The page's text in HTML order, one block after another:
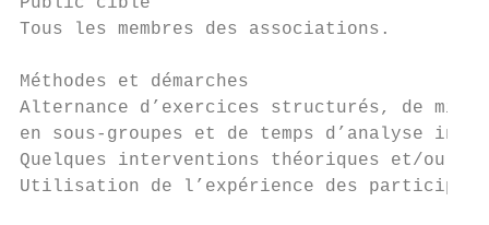
Tous les membres des associations.
Méthodes et démarches
Alternance d’exercices structurés, de
en sous-groupes et de temps d’analyse
Quelques interventions théoriques et/ou
Utilisation de l’expérience des